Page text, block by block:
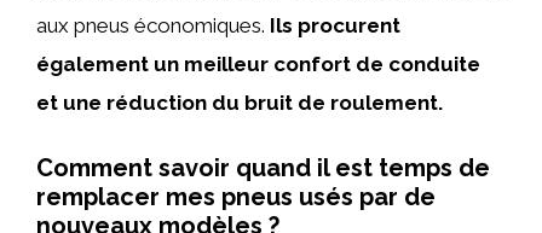
aux pneus économiques. Ils procurent
également un meilleur confort de conduite
et une réduction du bruit de roulement.
Comment savoir quand il est temps de
remplacer mes pneus usés par de
nouveaux modèles ?